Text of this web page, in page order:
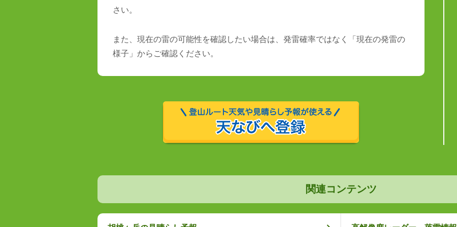
さい。
また、現在の雷の可能性を確認したい場合は、発雷確率ではなく「現在の発雷の
様子」からご確認ください。
関連コンテンツ